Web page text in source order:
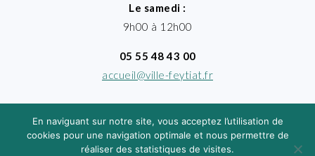
Le samedi :
9h00 à 12h00
05 55 48 43 00
accueil@ville-feytiat.fr
En naviguant sur notre site, vous acceptez l’utilisation de
cookies pour une navigation optimale et nous permettre de
réaliser des statistiques de visites.